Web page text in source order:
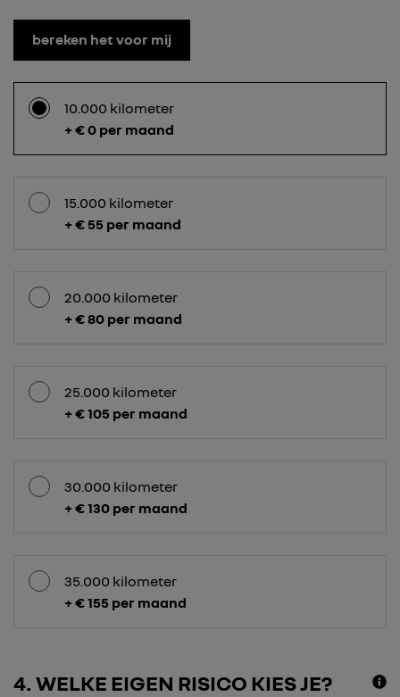
bereken het voor mij
10.000 kilometer
+ € 0 per maand
15.000 kilometer
+ € 55 per maand
20.000 kilometer
+ € 80 per maand
25.000 kilometer
+ € 105 per maand
30.000 kilometer
+ € 130 per maand
35.000 kilometer
+ € 155 per maand
4 WELKE EIGEN RISICO KIES JE?